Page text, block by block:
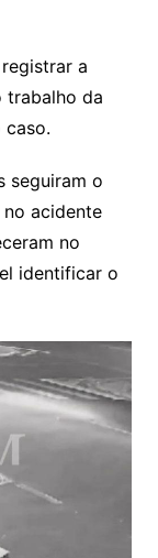
a
trabalho da
seguiram o
acidente
no
identificar o